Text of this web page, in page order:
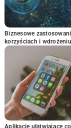
Biznesowe
korzyściach i wdrożeniu
Aplikacje ułatwiające